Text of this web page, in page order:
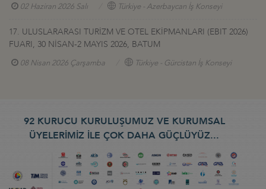
02 Haziran 2026 Salı Türkiye - Azerbaycan İş Konseyi
17. ULUSLARARASI TURİZM VE OTEL EKİPMANLARI (EBIT 2026)
FUARI, 30 NİSAN-2 MAYIS 2026, BATUM
08 Nisan 2026 Çarşamba Türkiye - Gürcistan İş Konseyi
92 KURUCU KURULUŞUMUZ VE KURUMSAL
ÜYELERİMİZ İLE ÇOK DAHA GÜÇLÜYÜZ...